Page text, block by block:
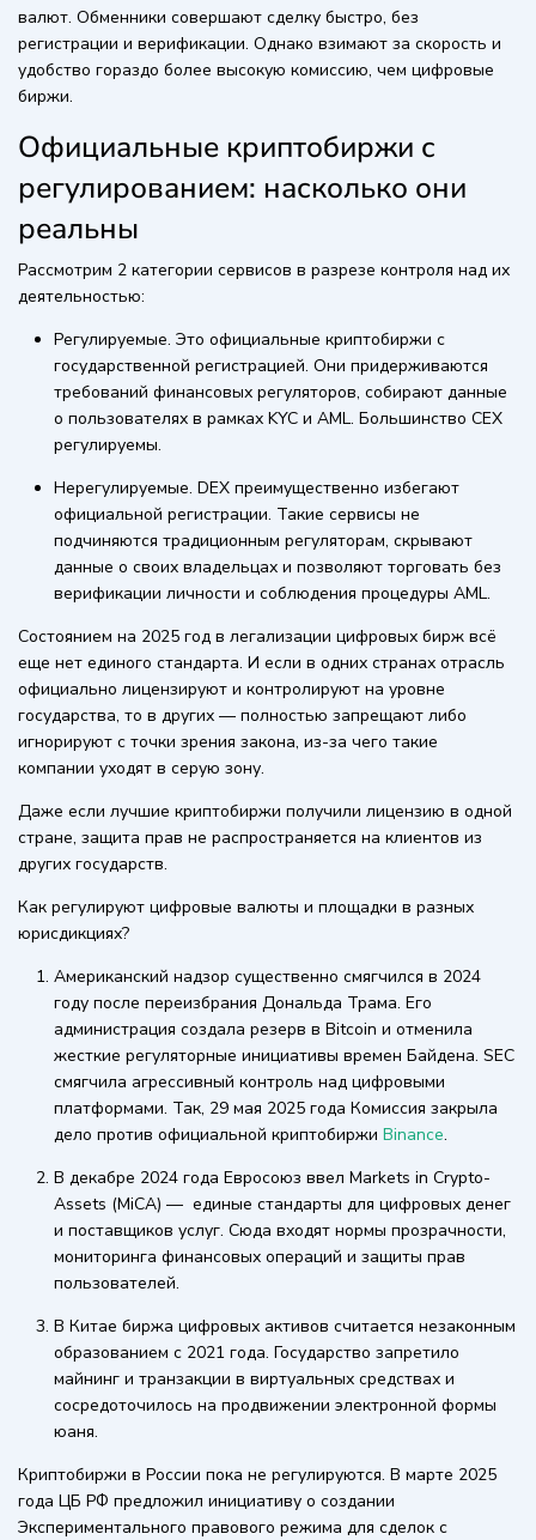
валют. Обменники совершают сделку быстро, без
регистрации и верификации. Однако взимают за скорость и
удобство гораздо более высокую комиссию, чем цифровые
биржи.
Официальные криптобиржи с
регулированием: насколько они
реальны
Рассмотрим 2 категории сервисов в разрезе контроля над их
деятельностью:
Регулируемые. Это официальные криптобиржи с
государственной регистрацией. Они придерживаются
требований финансовых регуляторов, собирают данные
о пользователях в рамках KYC и AML. Большинство CEX
регулируемы.
Нерегулируемые. DEX преимущественно избегают
официальной регистрации. Такие сервисы не
подчиняются традиционным регуляторам, скрывают
данные о своих владельцах и позволяют торговать без
верификации личности и соблюдения процедуры AML.
Состоянием на 2025 год в легализации цифровых бирж всё
еще нет единого стандарта. И если в одних странах отрасль
официально лицензируют и контролируют на уровне
государства, то в других — полностью запрещают либо
игнорируют с точки зрения закона, из-за чего такие
компании уходят в серую зону.
Даже если лучшие криптобиржи получили лицензию в одной
стране, защита прав не распространяется на клиентов из
других государств.
Как регулируют цифровые валюты и площадки в разных
юрисдикциях?
Американский надзор существенно смягчился в 2024
году после переизбрания Дональда Трама. Его
администрация создала резерв в Bitcoin и отменила
жесткие регуляторные инициативы времен Байдена. SEC
смягчила агрессивный контроль над цифровыми
платформами. Так, 29 мая 2025 года Комиссия закрыла
дело против официальной криптобиржи Binance.
В декабре 2024 года Евросоюз ввел Markets in Crypto-
Assets (MiCA) — единые стандарты для цифровых денег
и поставщиков услуг. Сюда входят нормы прозрачности,
мониторинга финансовых операций и защиты прав
пользователей.
В Китае биржа цифровых активов считается незаконным
образованием с 2021 года. Государство запретило
майнинг и транзакции в виртуальных средствах и
сосредоточилось на продвижении электронной формы
юаня.
Криптобиржи в России пока не регулируются. В марте 2025
года ЦБ РФ предложил инициативу о создании
Экспериментального правового режима для сделок с